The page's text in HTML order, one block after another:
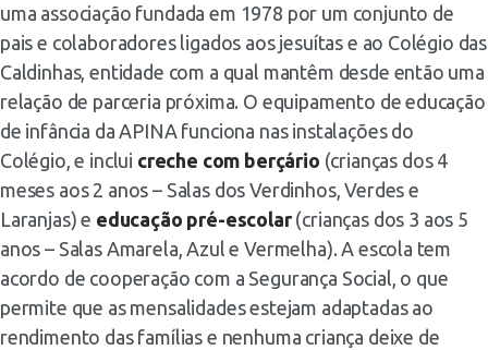
uma associação fundada em 1978 por um conjunto de
pais e colaboradores ligados aos jesuítas e ao Colégio das
Caldinhas, entidade com a qual mantêm desde então uma
relação de parceria próxima. O equipamento de educação
de infância da APINA funciona nas instalações do
Colégio, e inclui creche com berçário (crianças dos 4
meses aos 2 anos – Salas dos Verdinhos, Verdes e
Laranjas) e educação pré-escolar(crianças dos 3 aos 5
anos – Salas Amarela, Azul e Vermelha). A escola tem
acordo de cooperação com a Segurança Social, o que
permite que as mensalidades estejam adaptadas ao
rendimento das famílias e nenhuma criança deixe de